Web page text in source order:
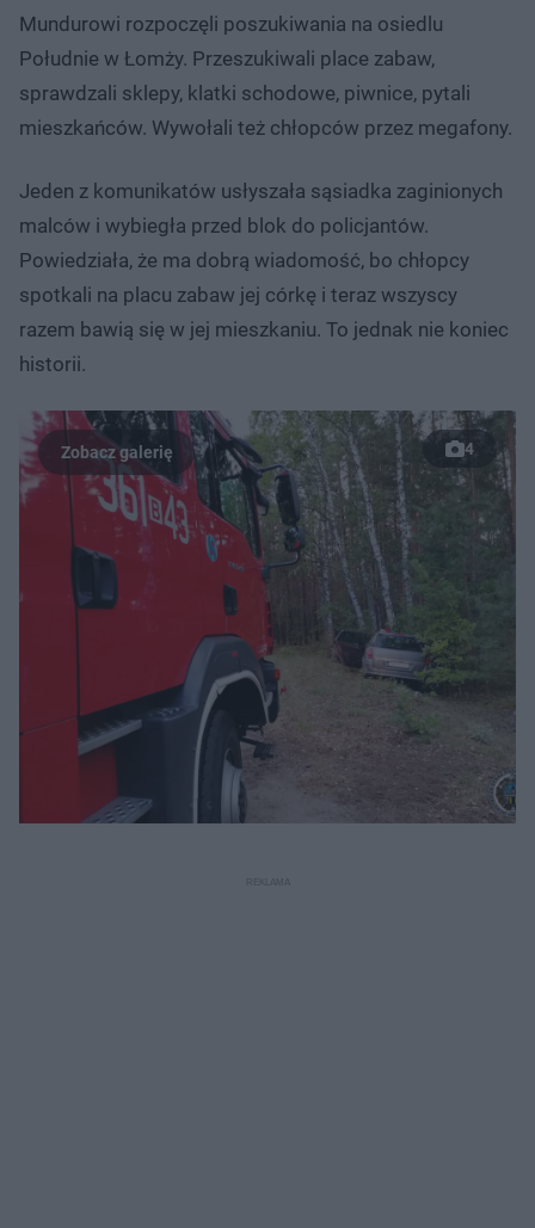
Mundurowi rozpoczęli poszukiwania na osiedlu
Południe w Łomży. Przeszukiwali place zabaw,
sprawdzali sklepy, klatki schodowe, piwnice, pytali
mieszkańców. Wywołali też chłopców przez megafony.
Jeden z komunikatów usłyszała sąsiadka zaginionych
malców i wybiegła przed blok do policjantów.
Powiedziała, że ma dobrą wiadomość, bo chłopcy
spotkali na placu zabaw jej córkę i teraz wszyscy
razem bawią się w jej mieszkaniu. To jednak nie koniec
historii.
4